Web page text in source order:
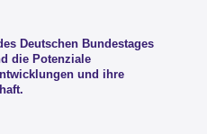
Deutschen Bundestages
die Potenziale
und ihre